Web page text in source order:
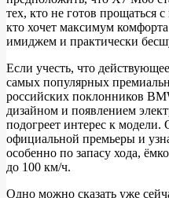
тех, кто не готов
кто хочет максимум
имиджем и практически
Если учесть, что
самых популярных
российских поклонников
дизайном и появлением
подогреет интерес к модели.
официальной премьеры и
особенно по запасу хода,
до 100 км/ч.
Одно можно сказать уже